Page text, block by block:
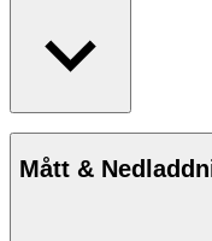
Den danske
vara en av de mest
genom tiderna, känd för
och sin kompromisslösa
nästan 500 stolar under
Mått &